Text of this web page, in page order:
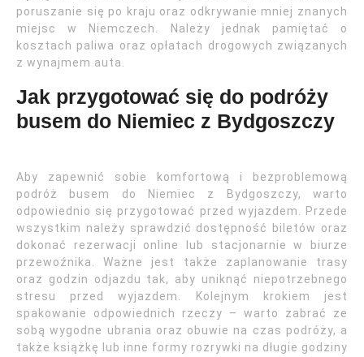
poruszanie się po kraju oraz odkrywanie mniej znanych
miejsc w Niemczech. Należy jednak pamiętać o
kosztach paliwa oraz opłatach drogowych związanych
z wynajmem auta.
Jak przygotować się do podróży
busem do Niemiec z Bydgoszczy
Aby zapewnić sobie komfortową i bezproblemową
podróż busem do Niemiec z Bydgoszczy, warto
odpowiednio się przygotować przed wyjazdem. Przede
wszystkim należy sprawdzić dostępność biletów oraz
dokonać rezerwacji online lub stacjonarnie w biurze
przewoźnika. Ważne jest także zaplanowanie trasy
oraz godzin odjazdu tak, aby uniknąć niepotrzebnego
stresu przed wyjazdem. Kolejnym krokiem jest
spakowanie odpowiednich rzeczy – warto zabrać ze
sobą wygodne ubrania oraz obuwie na czas podróży, a
także książkę lub inne formy rozrywki na długie godziny